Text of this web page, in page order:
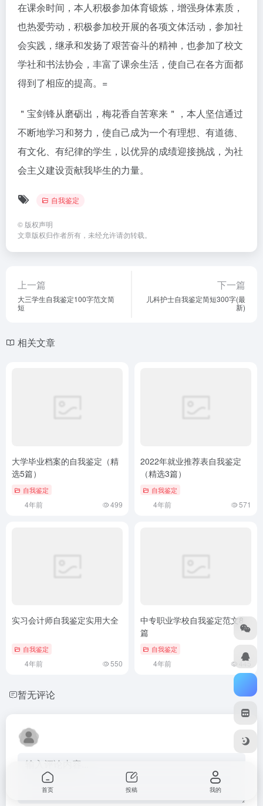
在课余时间，本人积极参加体育锻炼，增强身体素质，
也热爱劳动，积极参加校开展的各项文体活动，参加社
会实践，继承和发扬了艰苦奋斗的精神，也参加了校文
学社和书法协会，丰富了课余生活，使自己在各方面都
得到了相应的提高。=
＂宝剑锋从磨砺出，梅花香自苦寒来＂，本人坚信通过
不断地学习和努力，使自己成为一个有理想、有道德、
有文化、有纪律的学生，以优异的成绩迎接挑战，为社
会主义建设贡献我毕生的力量。
自我鉴定
© 版权声明
文章版权归作者所有，未经允许请勿转载。
上一篇
大三学生自我鉴定100字范文简
短
下一篇
儿科护士自我鉴定简短300字(最
新)
相关文章
大学毕业档案的自我鉴定（精
选5篇）
自我鉴定
4年前 499
2022年就业推荐表自我鉴定
（精选3篇）
自我鉴定
4年前 571
实习会计师自我鉴定实用大全
自我鉴定
4年前 550
中专职业学校自我鉴定范文8
篇
自我鉴定
4年前 445
暂无评论
首页 投稿 我的